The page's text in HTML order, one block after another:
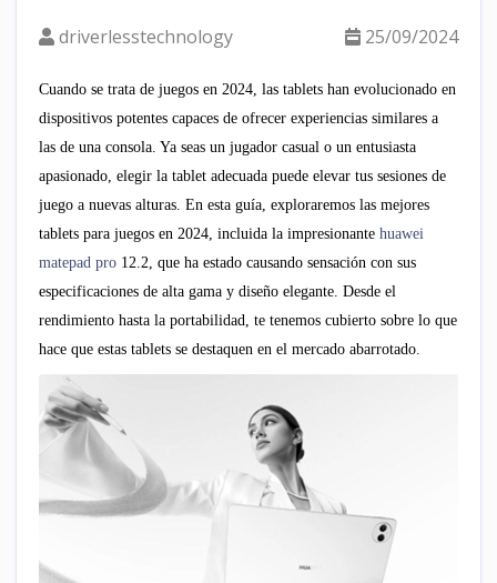
driverlesstechnology 25/09/2024
Cuando se trata de juegos en 2024, las tablets han evolucionado en
dispositivos potentes capaces de ofrecer experiencias similares a
las de una consola. Ya seas un jugador casual o un entusiasta
apasionado, elegir la tablet adecuada puede elevar tus sesiones de
juego a nuevas alturas. En esta guía, exploraremos las mejores
tablets para juegos en 2024, incluida la impresionante huawei
matepad pro 12.2, que ha estado causando sensación con sus
especificaciones de alta gama y diseño elegante. Desde el
rendimiento hasta la portabilidad, te tenemos cubierto sobre lo que
hace que estas tablets se destaquen en el mercado abarrotado.